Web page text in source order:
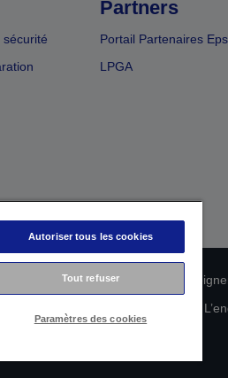
sécurité
Partners
Portail Partenaires
LPGA
Déclaration de
Autoriser tous les cookies
Tout refuser
Paramètres des cookies